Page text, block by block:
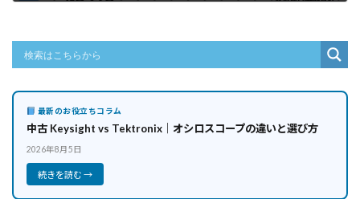
最新のお役立ちコラム
中古 Keysight vs Tektronix｜オシロスコープの違いと選び方
2026年8月5日
続きを読む →